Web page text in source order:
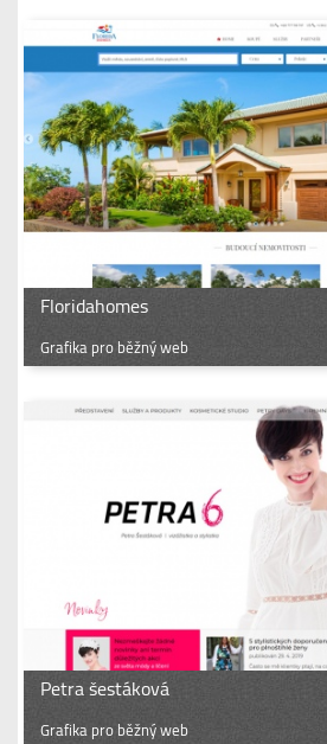
Floridahomes
Grafika pro běžný web
Petra šestáková
Grafika pro běžný web